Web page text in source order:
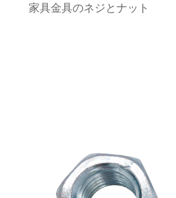
家具金具のネジとナット